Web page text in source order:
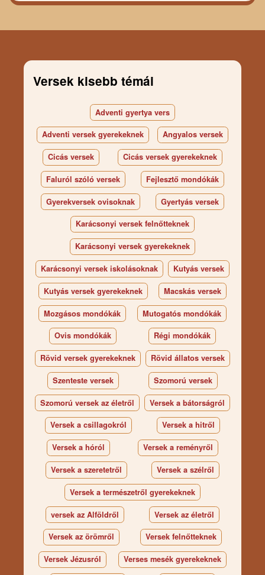
Versek kisebb témái
Adventi gyertya vers
Adventi versek gyerekeknek Angyalos versek
Cicás versek Cicás versek gyerekeknek
Faluról szóló versek Fejlesztő mondókák
Gyerekversek ovisoknak Gyertyás versek
Karácsonyi versek felnőtteknek
Karácsonyi versek gyerekeknek
Karácsonyi versek iskolásoknak Kutyás versek
Kutyás versek gyerekeknek Macskás versek
Mozgásos mondókák Mutogatós mondókák
Ovis mondókák Régi mondókák
Rövid versek gyerekeknek Rövid állatos versek
Szenteste versek Szomorú versek
Szomorú versek az életről Versek a bátorságról
Versek a csillagokról Versek a hitről
Versek a hóról Versek a reményről
Versek a szeretetről Versek a szélről
Versek a természetről gyerekeknek
versek az Alföldről Versek az életről
Versek az örömről Versek felnőtteknek
Versek Jézusról Verses mesék gyerekeknek